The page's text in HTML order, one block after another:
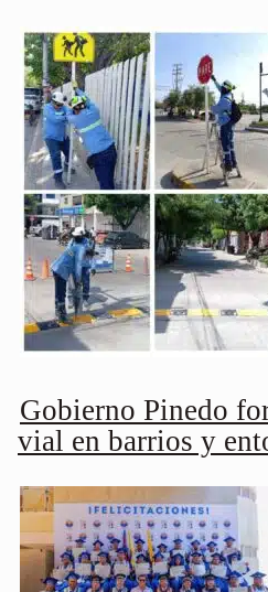
Gobierno Pinedo
vial en barrios y